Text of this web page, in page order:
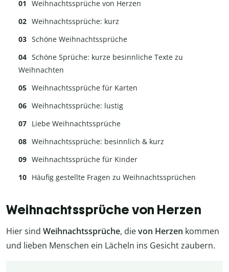
Weihnachtssprüche von Herzen
Weihnachtssprüche: kurz
Schöne Weihnachtssprüche
Schöne Sprüche: kurze besinnliche Texte zu
Weihnachten
Weihnachtssprüche für Karten
Weihnachtssprüche: lustig
Liebe Weihnachtssprüche
Weihnachtssprüche: besinnlich & kurz
Weihnachtssprüche für Kinder
Häufig gestellte Fragen zu Weihnachtssprüchen
Weihnachtssprüche von Herzen
Hier sind Weihnachtssprüche, dievon Herzen kommen
und lieben Menschen ein Lächeln ins Gesicht zaubern.